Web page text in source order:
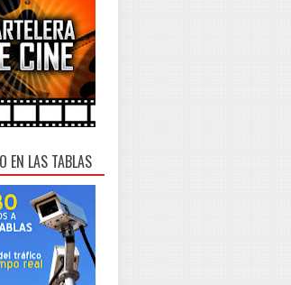
EN LAS TABLAS